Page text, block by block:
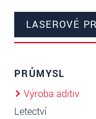
LASEROVÉ
PRŮMYSL
Výroba aditiv
Letectví